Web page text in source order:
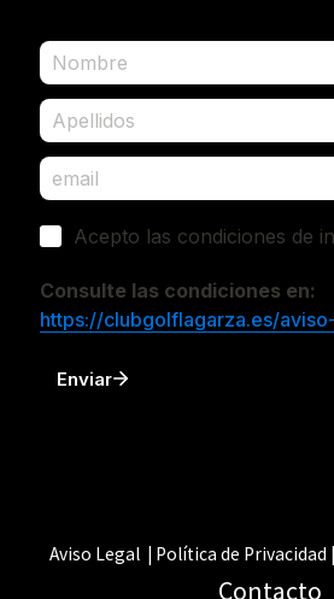
Aviso Legal | Política de Privacidad
Contacto